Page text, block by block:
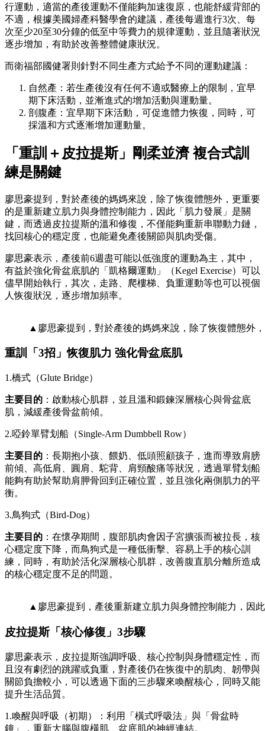
行運動，適當的產後運動不僅能夠加速復原，也能舒緩背部的
不適，根據美國婦產科醫學會的建議，產後每週進行3次、每
次至少20至30分鐘的低至中等費力的規律運動，並且隨著狀況
逐步增加，有助於改善整體健康狀況。
而衛福部國健署則針對不同生產方式給予不同的運動建議：
自然產：若生產後沒有任何不適或醫療上的限制，宜早
期下床活動，並漸進式的增加活動與運動量。
剖腹產：宜早期下床活動，可促進體力恢復，同時，可
採溫和方式逐漸增加運動量。
「重訓＋皮拉提斯」剛柔並濟複合式訓
練是關鍵
廖思豪提到，對於產後的媽媽來說，除了恢復體態外，更重要
的是重新建立肌力與身體控制能力，因此「肌力發展」是關
鍵，而透過皮拉提斯的溫和修復，不僅能夠重新串聯動力鏈，
找回核心的穩定度，也能避免產後關節與肌肉受傷。
廖思豪表示，產後前6週盡可能以低強度的運動為主，其中，
有益於強化骨盆底肌的「凱格爾運動」（Kegel Exercise）可以
儘早開始執行，其次，走路、爬樓梯、負重運動等也可以視個
人恢復狀況，逐步增加頻率。
▲廖思豪提到，對於產後的媽媽來說，除了恢復體態外
重訓「3招」恢復肌力 強化骨盆底肌
1.橋式（Glute Bridge）
主要目的 ：啟動核心肌群，並且溫和鍛鍊深層核心與骨盆底
肌，減緩產後骨盆前傾。
2.啞鈴單臂划船（Single-Arm Dumbbell Row）
主要目的 ：長期抱小孩、餵奶、低頭照顧孩子，進而導致肩膀
前傾、高低肩、圓肩、駝背、肩頸酸痛等狀況，透過單臂划船
能夠有助於幫助肩胛骨回到正確位置，並且強化兩側肌力的平
衡。
3.鳥狗式（Bird-Dog）
主要目的 ：在懷孕期間，腹部肌肉會因子宮擴張而被拉長，核
心穩定度下降，而鳥狗式是一種低衝擊、容易上手的核心訓
練，同時，有助於活化深層核心肌群，改善腹直肌分離所造成
的核心穩定度不足的問題。
▲廖思豪提到，產後重新建立肌力與身體控制能力，因
皮拉提斯「核心修復」3步驟
廖思豪表示，皮拉提斯強調呼吸、核心控制與身體穩定性，而
且沒有劇烈的跳躍或負重，對產後仍在恢復中的肌肉、韌帶與
關節負擔較小，可以透過下面的三步驟來喚醒核心，同時又能
提升生活品質。
1.喚醒與呼吸（初期）：利用「橫式呼吸法」與「骨盆時
鐘」，重新大腦與腹橫肌、盆底肌的神經連結。